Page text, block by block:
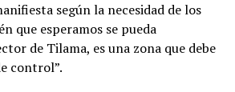
según la necesidad de los
que esperamos se pueda
de Tilama, es una zona que debe
control”.